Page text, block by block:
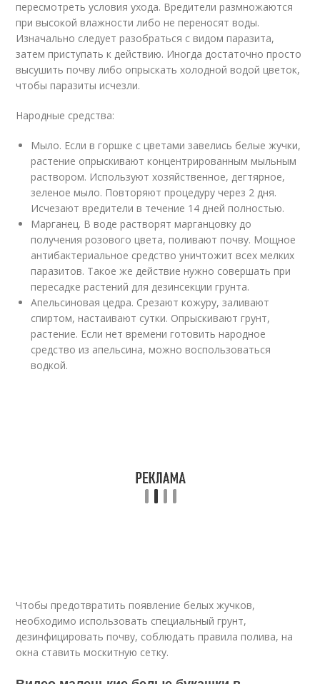
пересмотреть условия ухода. Вредители размножаются
при высокой влажности либо не переносят воды.
Изначально следует разобраться с видом паразита,
затем приступать к действию. Иногда достаточно просто
высушить почву либо опрыскать холодной водой цветок,
чтобы паразиты исчезли.
Народные средства:
Мыло. Если в горшке с цветами завелись белые жучки,
растение опрыскивают концентрированным мыльным
раствором. Используют хозяйственное, дегтярное,
зеленое мыло. Повторяют процедуру через 2 дня.
Исчезают вредители в течение 14 дней полностью.
Марганец. В воде растворят марганцовку до
получения розового цвета, поливают почву. Мощное
антибактериальное средство уничтожит всех мелких
паразитов. Такое же действие нужно совершать при
пересадке растений для дезинсекции грунта.
Апельсиновая цедра. Срезают кожуру, заливают
спиртом, настаивают сутки. Опрыскивают грунт,
растение. Если нет времени готовить народное
средство из апельсина, можно воспользоваться
водкой.
Чтобы предотвратить появление белых жучков,
необходимо использовать специальный грунт,
дезинфицировать почву, соблюдать правила полива, на
окна ставить москитную сетку.